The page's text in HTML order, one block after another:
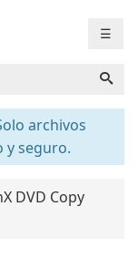
☰
archivos
y seguro.
DVD Copy